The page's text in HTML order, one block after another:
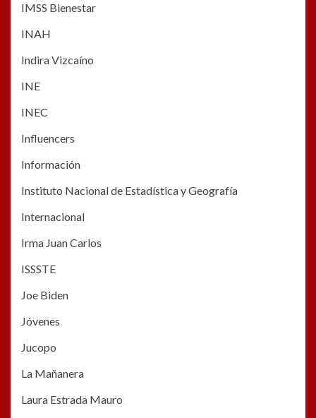
IMSS Bienestar
INAH
Indira Vizcaíno
INE
INEC
Influencers
Información
Instituto Nacional de Estadística y Geografía
Internacional
Irma Juan Carlos
ISSSTE
Joe Biden
Jóvenes
Jucopo
La Mañanera
Laura Estrada Mauro